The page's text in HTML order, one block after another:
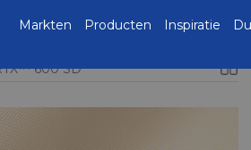
600 SD
Markten Producten Inspiratie